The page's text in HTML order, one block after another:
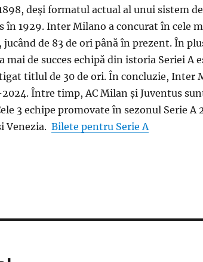
deși formatul actual al unui sistem
în 1929. Inter Milano a concurat în cele
jucând de 83 de ori până în prezent. În
mai de succes echipă din istoria Seriei A
titlul de 30 de ori. În concluzie, Inter
Între timp, AC Milan și Juventus
3 echipe promovate în sezonul Serie A
Venezia. Bilete pentru Serie A